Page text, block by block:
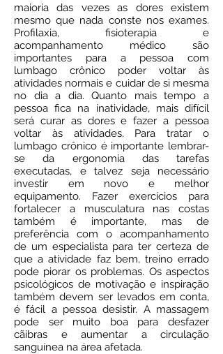
maioria das vezes as dores existem
mesmo que nada conste nos exames.
Profilaxia, fisioterapia e
acompanhamento médico são
importantes para a pessoa com
lumbago crônico poder voltar às
atividades normais e cuidar de si mesma
no dia a dia. Quanto mais tempo a
pessoa fica na inatividade, mais difícil
será curar as dores e fazer a pessoa
voltar às atividades. Para tratar o
lumbago crônico é importante lembrar-
se da ergonomia das tarefas
executadas, e talvez seja necessário
investir em novo e melhor
equipamento. Fazer exercícios para
fortalecer a musculatura nas costas
também é importante, mas de
preferência com o acompanhamento
de um especialista para ter certeza de
que a atividade faz bem, treino errado
pode piorar os problemas. Os aspectos
psicológicos de motivação e inspiração
também devem ser levados em conta,
é fácil a pessoa desistir. A massagem
pode ser muito boa para desfazer
cãibras e aumentar a circulação
sanguínea na área afetada.